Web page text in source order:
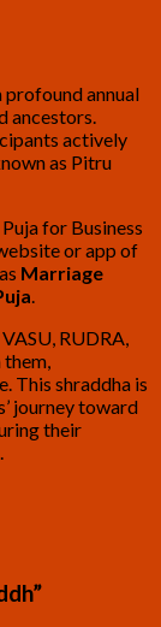
profound annual
ancestors.
actively
as Pitru
for Business
or app of
Marriage
RUDRA,
This shraddha is
journey toward
their